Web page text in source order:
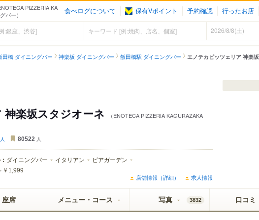
PIZZERIA KA
バー）
食べログについて 保有Vポイント 予約確認 行ったお店
田橋 ダイニングバー 神楽坂 ダイニングバー 飯田橋駅 ダイニングバー エノテカピッツェリア 神楽
楽坂スタジオーネ
（ENOTECA PIZZERIA KAGURAZAKA
人 80522 人
ダイニングバー イタリアン ビアガーデン
￥1,999
店舗情報（詳細） 求人情報
座席 メニュー・コース 写真 3832 口コミ